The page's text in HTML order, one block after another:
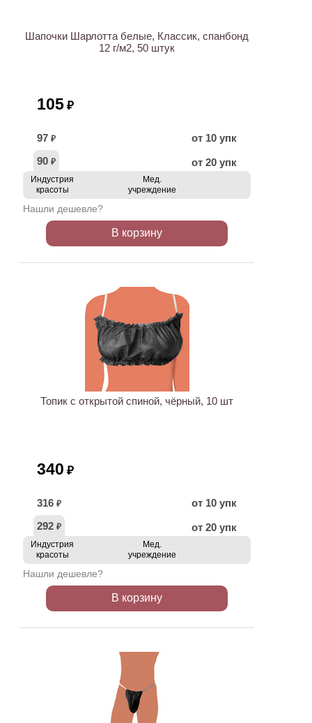
Шапочки Шарлотта белые, Классик, спанбонд
12 г/м2, 50 штук
105 ₽
97 ₽
от 10 упк
90 ₽ от 20 упк
Индустрия
красоты
Мед.
учреждение
Нашли дешевле?
В корзину
Топик с открытой спиной, чёрный, 10 шт
340 ₽
316 ₽
от 10 упк
292 ₽ от 20 упк
Индустрия
красоты
Мед.
учреждение
Нашли дешевле?
В корзину